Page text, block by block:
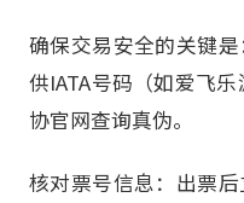
确保交易安全的关键
供IATA号码（如爱飞
协官网查询真伪。
核对票号信息：出票